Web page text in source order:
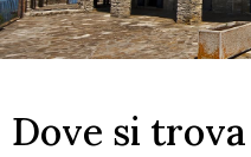
Dove si trova